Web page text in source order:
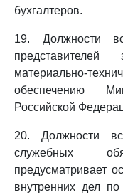
бухгалтеров.
19. Должности
материально-
обеспечению
Российской
20. Должности
служебных
предусматривает
внутренних дел